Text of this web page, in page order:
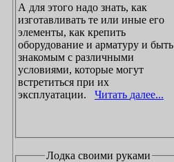
А для этого надо знать, как
изготавливать те или иные его
элементы, как крепить
оборудование и арматуру и быть
знакомым с различными
условиями, которые могут
встретиться при их
эксплуатации.
Читать далее...
Лодка своими руками